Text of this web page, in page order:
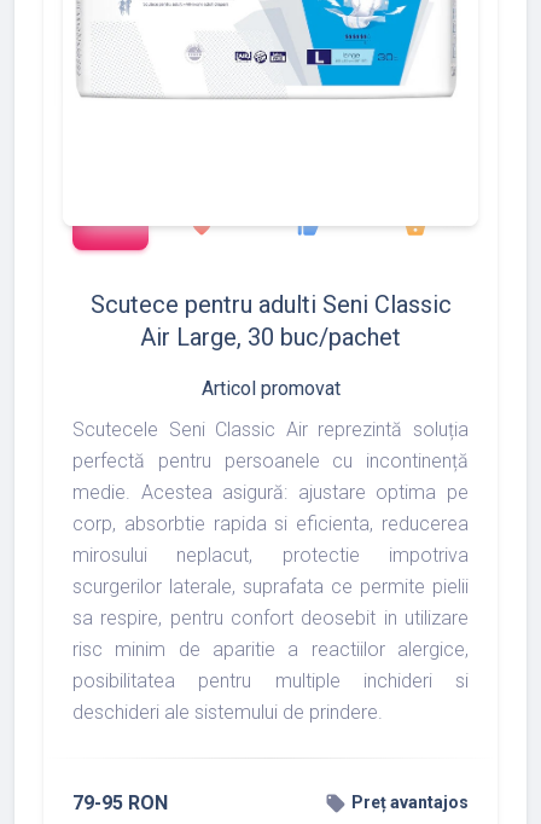
favorite thumb_up shopping_basket
Scutece pentru adulti Seni Classic
Air Large, 30 buc/pachet
Articol promovat
Scutecele Seni Classic Air reprezintă soluția
perfectă pentru persoanele cu incontinență
medie. Acestea asigură: ajustare optima pe
corp, absorbtie rapida si eficienta, reducerea
mirosului neplacut, protectie impotriva
scurgerilor laterale, suprafata ce permite pielii
sa respire, pentru confort deosebit in utilizare
risc minim de aparitie a reactiilor alergice,
posibilitatea pentru multiple inchideri si
deschideri ale sistemului de prindere.
79-95 RON local_offer Preț avantajos